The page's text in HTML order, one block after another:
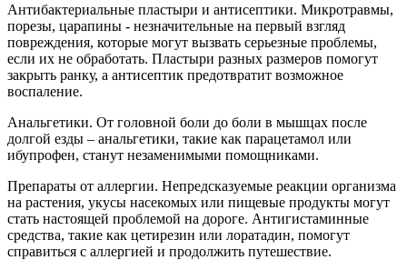
Антибактериальные пластыри и антисептики. Микротравмы,
порезы, царапины - незначительные на первый взгляд
повреждения, которые могут вызвать серьезные проблемы,
если их не обработать. Пластыри разных размеров помогут
закрыть ранку, а антисептик предотвратит возможное
воспаление.
Анальгетики. От головной боли до боли в мышцах после
долгой езды – анальгетики, такие как парацетамол или
ибупрофен, станут незаменимыми помощниками.
Препараты от аллергии. Непредсказуемые реакции организма
на растения, укусы насекомых или пищевые продукты могут
стать настоящей проблемой на дороге. Антигистаминные
средства, такие как цетирезин или лоратадин, помогут
справиться с аллергией и продолжить путешествие.